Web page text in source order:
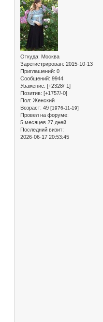
Откуда: Москва
Зарегистрирован: 2015-10-13
Приглашений: 0
Сообщений: 9944
Уважение: [+2328/-1]
Позитив: [+1757/-0]
Пол: Женский
Возраст: 49 [1976-11-19]
Провел на форуме:
5 месяцев 27 дней
Последний визит:
2026-06-17 20:53:45